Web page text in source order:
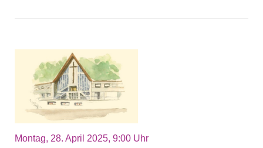
Montag, 28. April 2025, 9:00 Uhr